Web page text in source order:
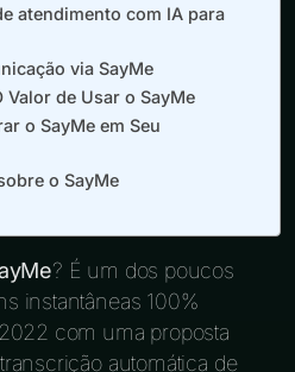
atendimento com IA para
via SayMe
de Usar o SayMe
o SayMe em Seu
o SayMe
? É um dos poucos
instantâneas 100%
com uma proposta
automática de